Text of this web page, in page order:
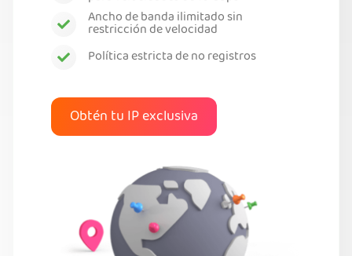
Ancho de banda ilimitado sin
restricción de velocidad
Política estricta de no registros
Obtén tu IP exclusiva